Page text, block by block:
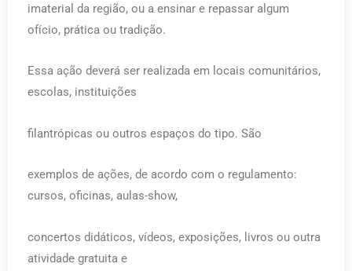
imaterial da região, ou a ensinar e repassar algum
ofício, prática ou tradição.
Essa ação deverá ser realizada em locais comunitários,
escolas, instituições
filantrópicas ou outros espaços do tipo. São
exemplos de ações, de acordo com o regulamento:
cursos, oficinas, aulas-show,
concertos didáticos, vídeos, exposições, livros ou outra
atividade gratuita e